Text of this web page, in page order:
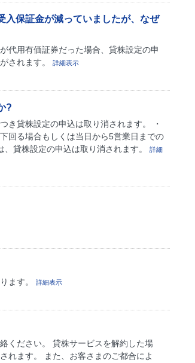
入保証金が減っていましたが、なぜ
代用有価証券だった場合、貸株設定の申
されます。
詳細表示
?
き貸株設定の申込は取り消されます。 ・
回る場合もしくは当日から5営業日までの
貸株設定の申込は取り消されます。
詳細
ます。 詳細表示
ください。 貸株サービスを解約した場
れます。 また、お客さまのご都合によ